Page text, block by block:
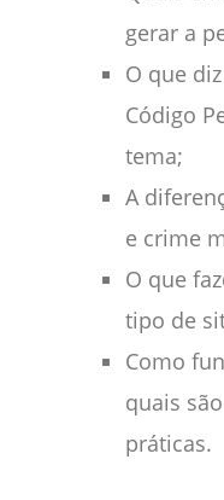
gerar a
O que
Código
tema;
A
e crime
O que
tipo de
Como
quais
práticas.